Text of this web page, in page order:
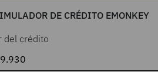
DE CRÉDITO EMONKEY
del crédito